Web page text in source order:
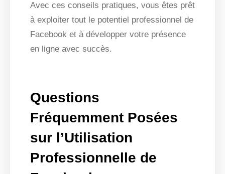
Avec ces conseils pratiques, vous êtes prêt
à exploiter tout le potentiel professionnel de
Facebook et à développer votre présence
en ligne avec succès.
Questions
Fréquemment Posées
sur l’Utilisation
Professionnelle de